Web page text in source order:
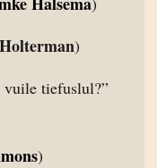
)
vuile tiefuslul?”
)